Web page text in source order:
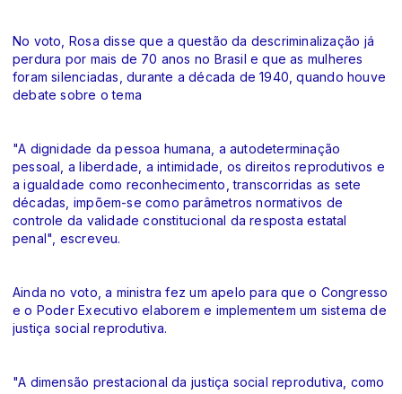
No voto, Rosa disse que a questão da descriminalização já
perdura por mais de 70 anos no Brasil e que as mulheres
foram silenciadas, durante a década de 1940, quando houve
debate sobre o tema
"A dignidade da pessoa humana, a autodeterminação
pessoal, a liberdade, a intimidade, os direitos reprodutivos e
a igualdade como reconhecimento, transcorridas as sete
décadas, impõem-se como parâmetros normativos de
controle da validade constitucional da resposta estatal
penal", escreveu.
Ainda no voto, a ministra fez um apelo para que o Congresso
e o Poder Executivo elaborem e implementem um sistema de
justiça social reprodutiva.
"A dimensão prestacional da justiça social reprodutiva, como